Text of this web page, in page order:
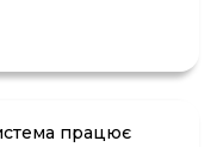
працює